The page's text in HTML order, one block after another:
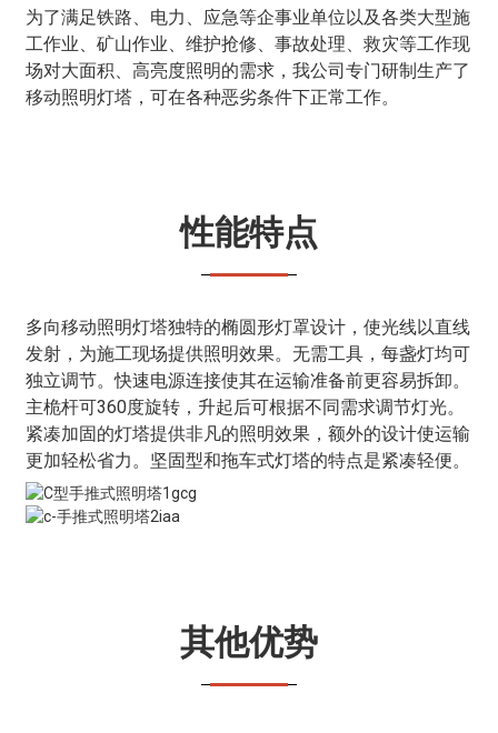
为了满足铁路、电力、应急等企事业单位以及各类大型施
工作业、矿山作业、维护抢修、事故处理、救灾等工作现
场对大面积、高亮度照明的需求，我公司专门研制生产了
移动照明灯塔，可在各种恶劣条件下正常工作。
性能特点
多向移动照明灯塔独特的椭圆形灯罩设计，使光线以直线
发射，为施工现场提供照明效果。无需工具，每盏灯均可
独立调节。快速电源连接使其在运输准备前更容易拆卸。
主桅杆可360度旋转，升起后可根据不同需求调节灯光。
紧凑加固的灯塔提供非凡的照明效果，额外的设计使运输
更加轻松省力。坚固型和拖车式灯塔的特点是紧凑轻便。
其他优势